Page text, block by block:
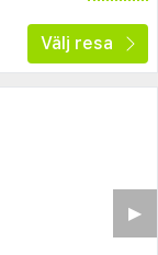
Välj resa
▶︎